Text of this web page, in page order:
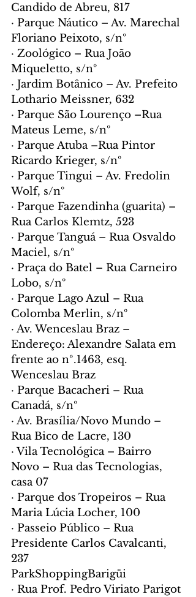
Candido de Abreu, 817
· Parque Náutico – Av. Marechal
Floriano Peixoto, s/nº
· Zoológico – Rua João
Miqueletto, s/nº
· Jardim Botânico – Av. Prefeito
Lothario Meissner, 632
· Parque São Lourenço –Rua
Mateus Leme, s/nº
· Parque Atuba –Rua Pintor
Ricardo Krieger, s/nº
· Parque Tingui – Av. Fredolin
Wolf, s/nº
· Parque Fazendinha (guarita) –
Rua Carlos Klemtz, 523
· Parque Tanguá – Rua Osvaldo
Maciel, s/nº
· Praça do Batel – Rua Carneiro
Lobo, s/nº
· Parque Lago Azul – Rua
Colomba Merlin, s/nº
· Av. Wenceslau Braz –
Endereço: Alexandre Salata em
frente ao nº.1463, esq.
Wenceslau Braz
· Parque Bacacheri – Rua
Canadá, s/nº
· Av. Brasília/Novo Mundo –
Rua Bico de Lacre, 130
· Vila Tecnológica – Bairro
Novo – Rua das Tecnologias,
casa 07
· Parque dos Tropeiros – Rua
Maria Lúcia Locher, 100
· Passeio Público – Rua
Presidente Carlos Cavalcanti,
237
ParkShoppingBarigüi
· Rua Prof. Pedro Viriato Parigot